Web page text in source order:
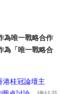
為唯一戰略合作
為「唯一戰略合
港桂冠論壇主